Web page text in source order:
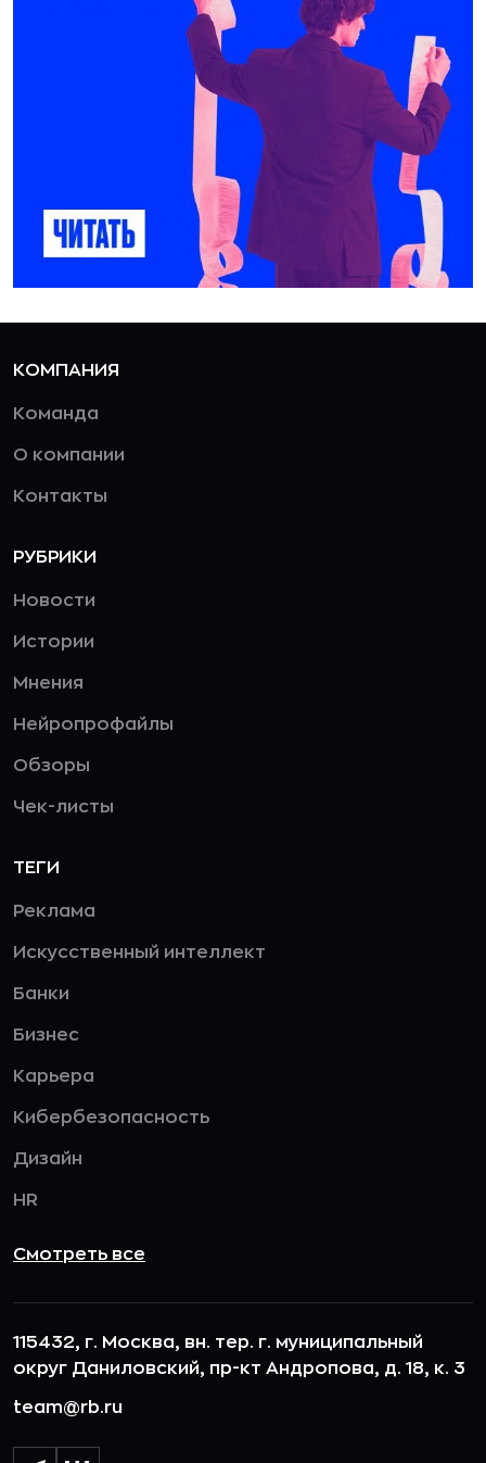
КОМПАНИЯ
Команда
О компании
Контакты
РУБРИКИ
Новости
Истории
Мнения
Нейропрофайлы
Обзоры
Чек-листы
ТЕГИ
Реклама
Искусственный интеллект
Банки
Бизнес
Карьера
Кибербезопасность
Дизайн
HR
Смотреть все
115432, г. Москва, вн. тер. г. муниципальный
округ Даниловский, пр-кт Андропова, д. 18, к. 3
team@rb.ru